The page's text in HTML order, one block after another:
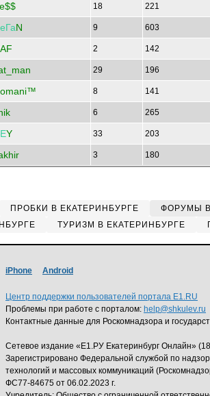
18 221
N 9 603
2 142
29 196
8 141
6 265
ЕY 33 203
3 180
ПРОБКИ В ЕКАТЕРИНБУРГЕ ФОРУМЫ
ТУРИЗМ В ЕКАТЕРИНБУРГЕ
iPhone Android
Центр поддержки пользователей портала E1.RU
Проблемы при работе с порталом: help@shkulev.ru
Контактные данные для Роскомнадзора и
Сетевое издание «Е1.РУ Екатеринбург Онлайн»
Зарегистрировано Федеральной службой по
технологий и массовых коммуникаций
ФС77-84675 от 06.02.2023 г.